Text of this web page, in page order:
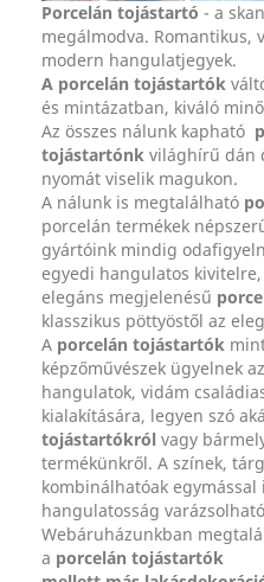
Porcelán tojástartó - a
megálmodva. Romantikus,
modern hangulatjegyek.
A porcelán tojástartók
és mintázatban, kiváló
Az összes nálunk kapható
tojástartónk világhírű dán
nyomát viselik magukon.
A nálunk is megtalálható
porcelán termékek
gyártóink mindig
egyedi hangulatos
elegáns megjelenésű
klasszikus pöttyöstől az
A porcelán tojástartók
képzőművészek ügyelnek
hangulatok, vidám
kialakítására, legyen szó
tojástartókról vagy
termékünkről. A színek,
kombinálhatóak
hangulatosság
Webáruházunkban
a porcelán tojástartók